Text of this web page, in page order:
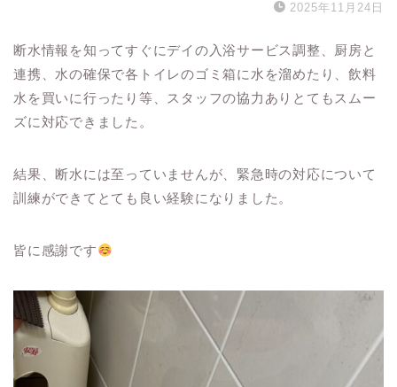
2025年11月24日
断水情報を知ってすぐにデイの入浴サービス調整、厨房と
連携、水の確保で各トイレのゴミ箱に水を溜めたり、飲料
水を買いに行ったり等、スタッフの協力ありとてもスムー
ズに対応できました。
結果、断水には至っていませんが、緊急時の対応について
訓練ができてとても良い経験になりました。
皆に感謝です